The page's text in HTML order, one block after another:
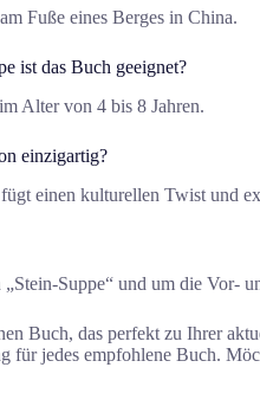
Fuße eines Berges in China.
ist das Buch geeignet?
Alter von 4 bis 8 Jahren.
einzigartig?
einen kulturellen Twist und
Suppe“ und um die Vor-
Buch, das perfekt zu Ihrer
für jedes empfohlene Buch.